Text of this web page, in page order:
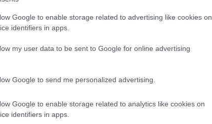
Google to enable storage related to advertising like cookies on
identifiers in apps.
my user data to be sent to Google for online advertising
Google to send me personalized advertising.
Google to enable storage related to analytics like cookies on
identifiers in apps.